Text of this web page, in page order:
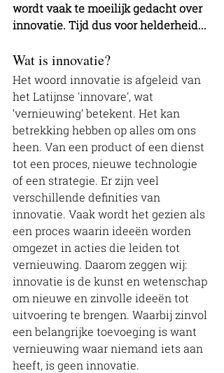
wordt vaak te moeilijk gedacht over
innovatie. Tijd dus voor helderheid...
Wat is innovatie?
Het woord innovatie is afgeleid van
het Latijnse 'innovare', wat
‘vernieuwing’ betekent. Het kan
betrekking hebben op alles om ons
heen. Van een product of een dienst
tot een proces, nieuwe technologie
of een strategie. Er zijn veel
verschillende definities van
innovatie. Vaak wordt het gezien als
een proces waarin ideeën worden
omgezet in acties die leiden tot
vernieuwing. Daarom zeggen wij:
innovatie is de kunst en wetenschap
om nieuwe en zinvolle ideeën tot
uitvoering te brengen. Waarbij zinvol
een belangrijke toevoeging is want
vernieuwing waar niemand iets aan
heeft, is geen innovatie.